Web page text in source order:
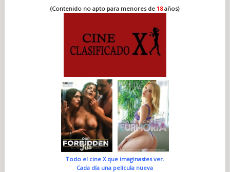
(Contenido no apto para menores de 18años)
Todo el cine X que imaginastes ver.
Cada día una película nueva